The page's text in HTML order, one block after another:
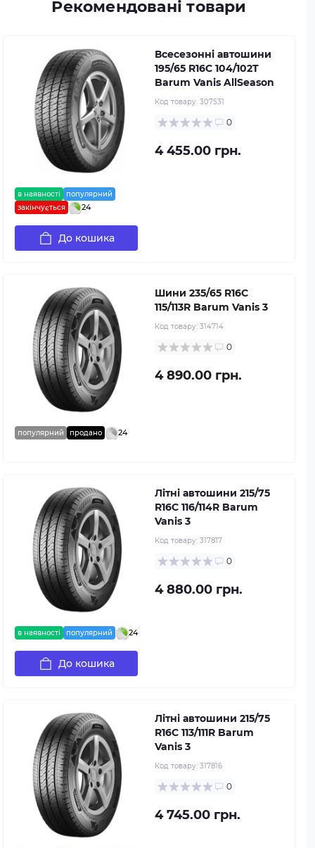
Рекомендовані товари
в наявності
популярний
закінчується
24
Всесезонні автошини
195/65 R16C 104/102T
Barum Vanis AllSeason
Код товару: 307531
0
4 455.00 грн.
До кошика
популярний продано 24
Шини 235/65 R16C
115/113R Barum Vanis 3
Код товару: 314714
0
4 890.00 грн.
в наявності популярний 24
Літні автошини 215/75
R16C 116/114R Barum
Vanis 3
Код товару: 317817
0
4 880.00 грн.
До кошика
Літні автошини 215/75
R16C 113/111R Barum
Vanis 3
Код товару: 317816
0
4 745.00 грн.